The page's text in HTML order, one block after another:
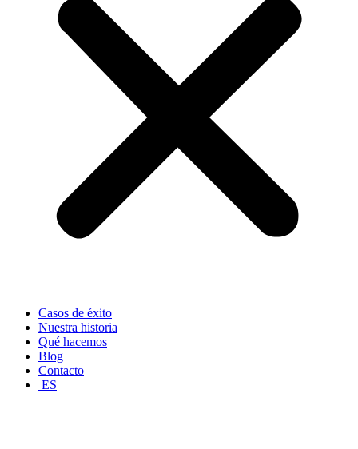
Casos de éxito
Nuestra historia
Qué hacemos
Blog
Contacto
ES